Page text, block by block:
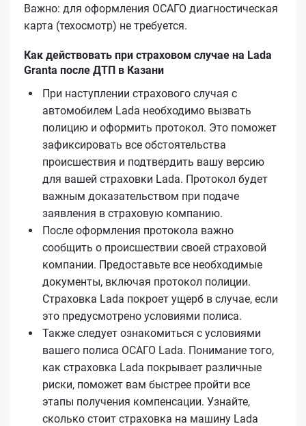
Важно: для оформления ОСАГО диагностическая
карта (техосмотр) не требуется.
Как действовать при страховом случае на Lada
Granta после ДТП в Казани
При наступлении страхового случая с
автомобилем Lada необходимо вызвать
полицию и оформить протокол. Это поможет
зафиксировать все обстоятельства
происшествия и подтвердить вашу версию
для вашей страховки Lada. Протокол будет
важным доказательством при подаче
заявления в страховую компанию.
После оформления протокола важно
сообщить о происшествии своей страховой
компании. Предоставьте все необходимые
документы, включая протокол полиции.
Страховка Lada покроет ущерб в случае, если
это предусмотрено условиями полиса.
Также следует ознакомиться с условиями
вашего полиса ОСАГО Lada. Понимание того,
как страховка Lada покрывает различные
риски, поможет вам быстрее пройти все
этапы получения компенсации. Узнайте,
сколько стоит страховка на машину Lada